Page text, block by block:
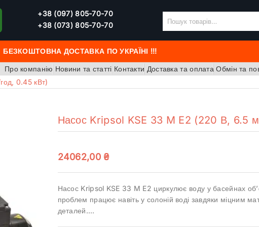
БЕЗКОШТОВНА ДОСТАВКА ПО УКРАЇНІ !!!
+38 (097) 805-70-70
+38 (073) 805-70-70
Про компанію Новини та статті Контакти Доставка та оплата Обмін та
0.45 кВт)
Насос Kripsol KSE 33 M E2 (220 В, 6.5
24062,00 ₴
Насос Kripsol KSE 33 M E2 циркулює воду у басейнах
проблем працює навіть у солоній воді завдяки міцним
деталей.…